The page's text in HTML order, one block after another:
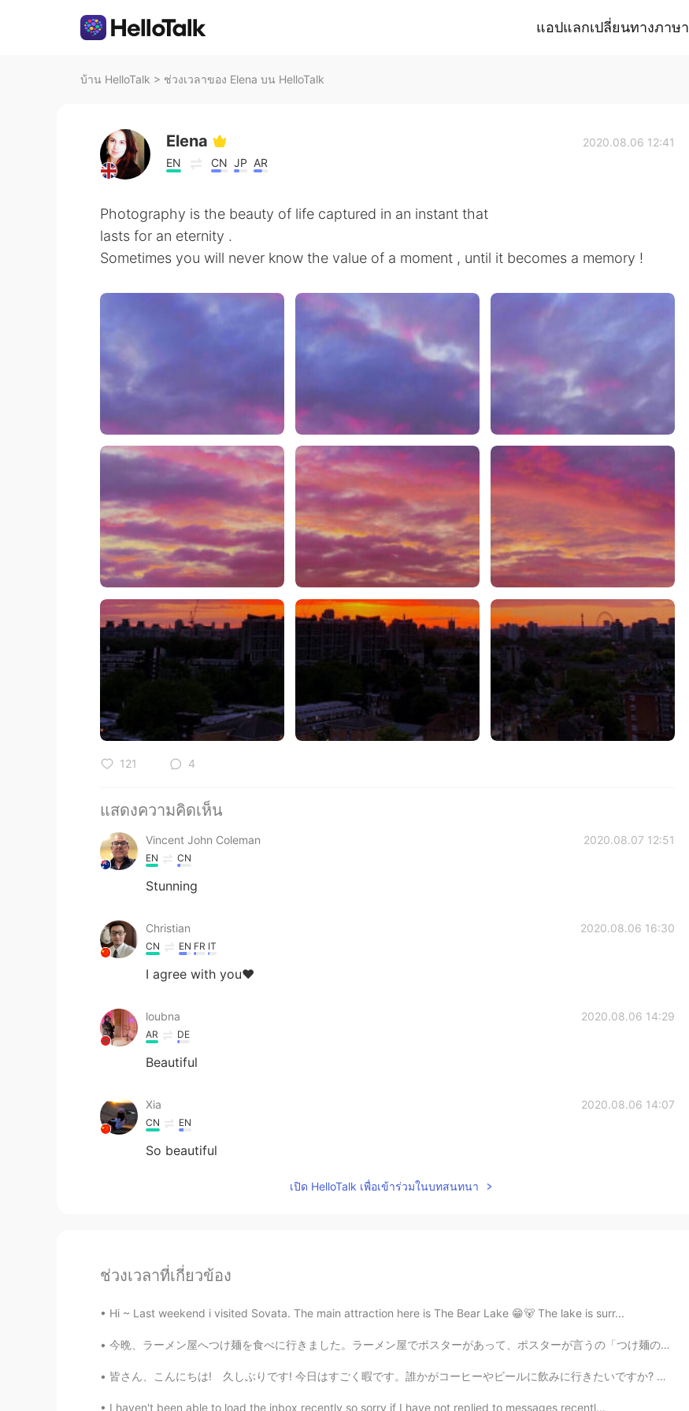
แอปแลกเปลี่ยนทางภาษา
บ้าน HelloTalk > ช่วงเวลาของ Elena บน HelloTalk
Elena
EN CN JP AR
2020.08.06 12:41
Photography is the beauty of life captured in an instant that
lasts for an eternity .
Sometimes you will never know the value of a moment , until it becomes a memory !
121 4
แสดงความคิดเห็น
Vincent John Coleman 2020.08.07 12:51
EN CN
Stunning
Christian 2020.08.06 16:30
CN EN FR IT
I agree with you❤
loubna 2020.08.06 14:29
AR DE
Beautiful
Xia 2020.08.06 14:07
CN EN
So beautiful
เปิด HelloTalk เพื่อเข้าร่วมในบทสนทนา
ช่วงเวลาที่เกี่ยวข้อง
Hi ~ Last weekend i visited Sovata. The main attraction here is The Bear Lake 😁🐻 The lake is surr...
今晩、ラーメン屋へつけ麺を食べに行きました。ラーメン屋でポスターがあって、ポスターが言うの「つけ麺の作り方:まず、汁だけを味わって、麺だけを味わって、汁に麺をつけてから、食べてください。」良かっ...
皆さん、こんにちは! 久しぶりです! 今日はすごく暇です。誰かがコーヒーやビールに飲みに行きたいですか? 写真は奈良平城の朱雀門です。冬休みにこの写真を撮りました。 Hello everyo...
I haven't been able to load the inbox recently so sorry if I have not replied to messages recentl...